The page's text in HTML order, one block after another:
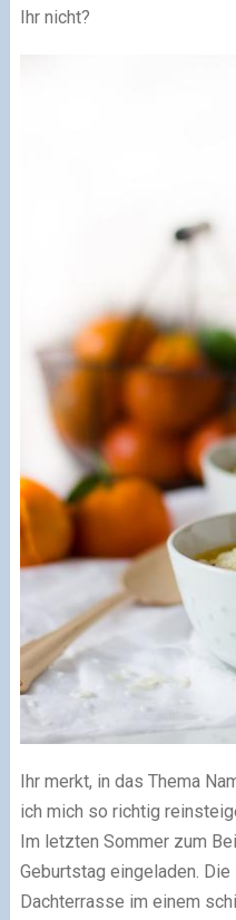
Ihr nicht?
Ihr merkt, in das Thema
ich mich so richtig
Im letzten Sommer zum
Geburtstag eingeladen.
Dachterrasse im einem